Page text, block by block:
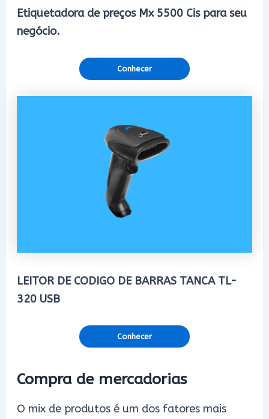
Etiquetadora de preços Mx 5500 Cis para seu
negócio.
Conhecer
LEITOR DE CODIGO DE BARRAS TANCA TL-
320 USB
Conhecer
Compra de mercadorias
O mix de produtos é um dos fatores mais